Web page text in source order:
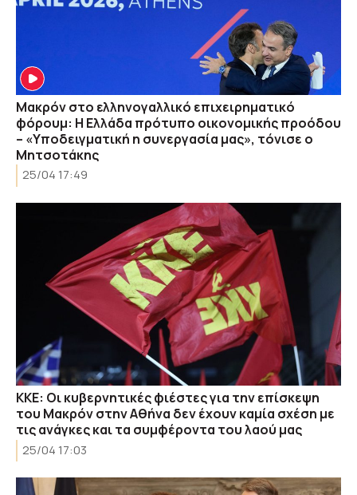
Μακρόν στο ελληνογαλλικό επιχειρηματικό
φόρουμ: Η Ελλάδα πρότυπο οικονομικής προόδου
– «Υποδειγματική η συνεργασία μας», τόνισε ο
Μητσοτάκης
25/04 17:49
ΚΚΕ: Οι κυβερνητικές φιέστες για την επίσκεψη
του Μακρόν στην Αθήνα δεν έχουν καμία σχέση με
τις ανάγκες και τα συμφέροντα του λαού μας
25/04 17:03